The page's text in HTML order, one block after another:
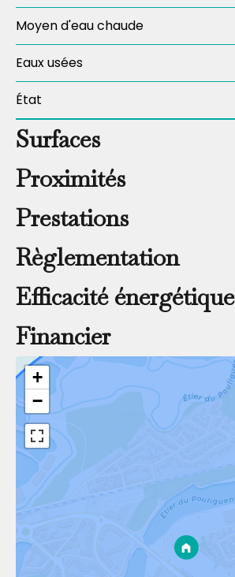
Moyen d'eau chaude
Eaux usées
État
Surfaces
Proximités
Prestations
Règlementation
Efficacité énergétique
Financier
+
−